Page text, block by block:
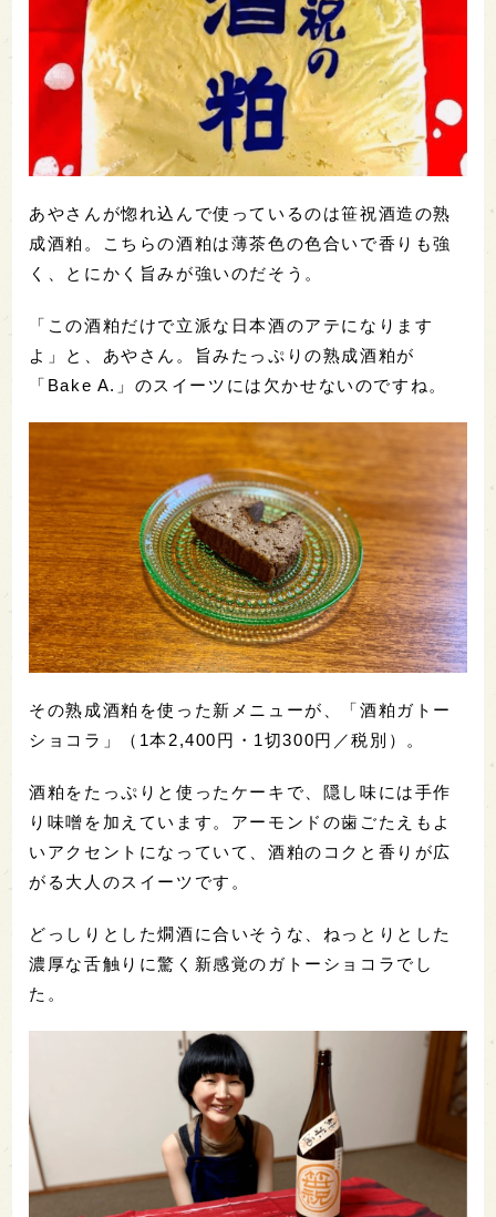
あやさんが惚れ込んで使っているのは笹祝酒造の熟
成酒粕。こちらの酒粕は薄茶色の色合いで香りも強
く、とにかく旨みが強いのだそう。
「この酒粕だけで立派な日本酒のアテになります
よ」と、あやさん。旨みたっぷりの熟成酒粕が
「Bake A.」のスイーツには欠かせないのですね。
その熟成酒粕を使った新メニューが、「酒粕ガトー
ショコラ」（1本2,400円・1切300円／税別）。
酒粕をたっぷりと使ったケーキで、隠し味には手作
り味噌を加えています。アーモンドの歯ごたえもよ
いアクセントになっていて、酒粕のコクと香りが広
がる大人のスイーツです。
どっしりとした燗酒に合いそうな、ねっとりとした
濃厚な舌触りに驚く新感覚のガトーショコラでし
た。